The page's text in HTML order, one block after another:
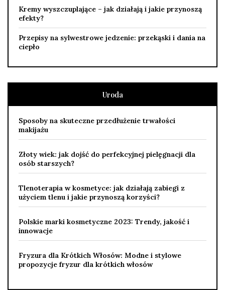
Kremy wyszczuplające – jak działają i jakie przynoszą
efekty?
Przepisy na sylwestrowe jedzenie: przekąski i dania na
ciepło
Uroda
Sposoby na skuteczne przedłużenie trwałości
makijażu
Złoty wiek: jak dojść do perfekcyjnej pielęgnacji dla
osób starszych?
Tlenoterapia w kosmetyce: jak działają zabiegi z
użyciem tlenu i jakie przynoszą korzyści?
Polskie marki kosmetyczne 2023: Trendy, jakość i
innowacje
Fryzura dla Krótkich Włosów: Modne i stylowe
propozycje fryzur dla krótkich włosów